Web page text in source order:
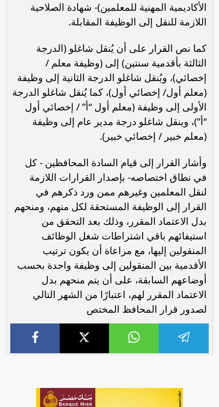
الأكاديمية المهنية للمعلمين)- شهادة الصلاحية
اللازمة للنقل إلى الوظيفة المقابلة.
كما نص القرار على أن يُنقل شاغلو (الدرجة
الثالثة بأقدمية سنتين) إلى (وظيفة معلم /
إخصائي)، ويُنقل شاغلو الدرجة الثانية إلى وظيفة
(معلم أول/ إخصائي أول)، كما يُنقل شاغلو الدرجة
الأولى إلى وظيفة (معلم أول “أ” / إخصائي أول
“أ”)، وينقل شاغلو درجة مدير عام إلى وظيفة
(معلم خبير / إخصائي خبير).
وأشار القرار إلى قيام السادة المحافظين - كل
في نطاق اختصاصه- بإصدار القرارات اللازمة
لنقل المعلمين وغيرهم ممن ورد ذكرهم في
القرار إلى الوظيفة المستحقة لكل منهم، ومنحهم
بدل الاعتماد المقرر، وذلك بعد التحقق من
استيفائهم باقي اشتراطات شغل الوظائف
المنقولين إليها، مع مراعاة أن يكون ترتيب
الأقدمية بين المنقولين إلى وظيفة واحدة بحسب
أوضاعهم السابقة، على أن يتم منحهم بدل
الاعتماد المقرر لهم، اعتبارًا من الشهر التالي
لصدور قرار المحافظ المختص